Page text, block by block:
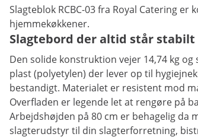
Slagteblok RCBC-03 fra Royal Catering
hjemmekøkkener.
Slagtebord der altid står stabilt
Den solide konstruktion vejer 14,74 kg
plast (polyetylen) der lever op til
bestandigt. Materialet er resistent mod
Overfladen er legende let at rengøre på
Arbejdshøjden på 80 cm er behagelig da
slagterudstyr til din slagterforretning,